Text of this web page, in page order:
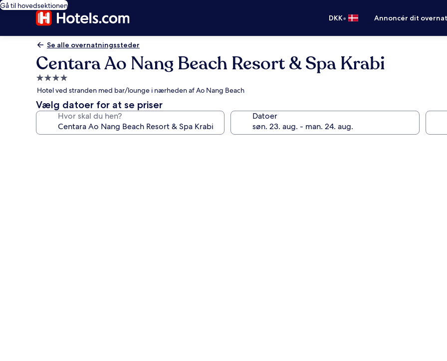
Gå til hovedsektionen
DKK• Annoncér dit
Se alle overnatningssteder
Centara Ao Nang Beach Resort & Spa Krabi
4.0-
stjernet
overnatningssted
Hotel ved stranden med bar/lounge i nærheden af Ao Nang Beach
Vælg datoer for at se priser
Hvor skal du hen? Datoer